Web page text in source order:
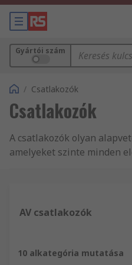
Gyártói szám
/ Csatlakozók
Csatlakozók
A csatlakozók olyan
amelyeket szinte minden
alkalmazástól vagy a
igényének megfeleljen.
AV csatlakozók
10 alkategória mutatása